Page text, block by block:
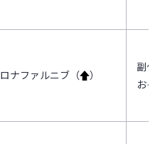
ロナファルニブ（↑）
副作
お